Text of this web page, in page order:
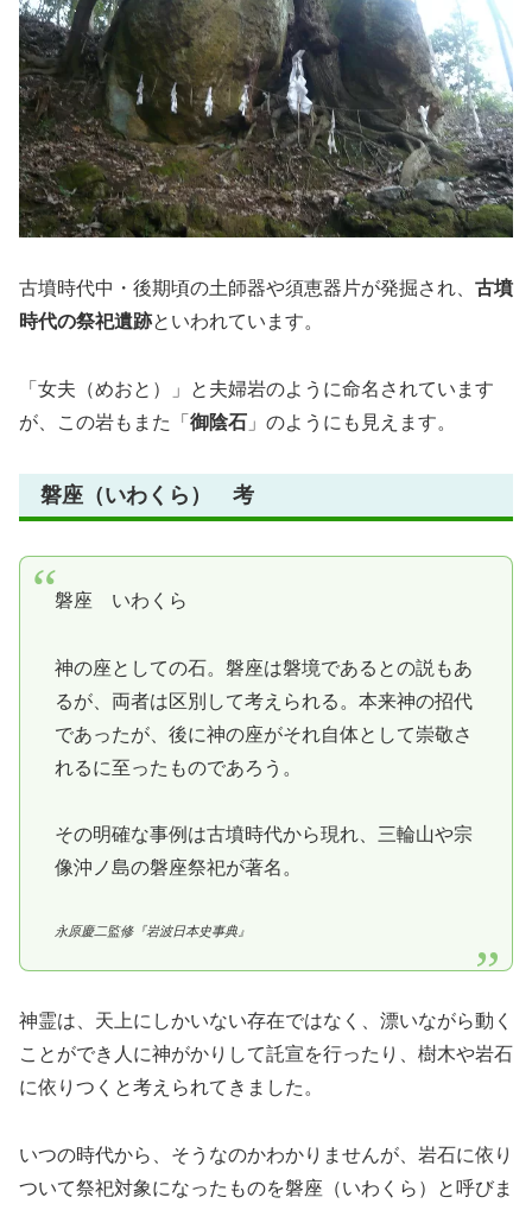
古墳時代中・後期頃の土師器や須恵器片が発掘され、 古墳
時代の祭祀遺跡といわれています。
「女夫（めおと）」と夫婦岩のように命名されています
が、この岩もまた「 御陰石 」のようにも見えます。
磐座（いわくら） 考
磐座 いわくら
神の座としての石。磐座は磐境であるとの説もあ
るが、両者は区別して考えられる。本来神の招代
であったが、後に神の座がそれ自体として崇敬さ
れるに至ったものであろう。
その明確な事例は古墳時代から現れ、三輪山や宗
像沖ノ島の磐座祭祀が著名。
永原慶二監修『岩波日本史事典』
神霊は、天上にしかいない存在ではなく、漂いながら動く
ことができ人に神がかりして託宣を行ったり、樹木や岩石
に依りつくと考えられてきました。
いつの時代から、そうなのかわかりませんが、岩石に依り
ついて祭祀対象になったものを磐座（いわくら）と呼びま